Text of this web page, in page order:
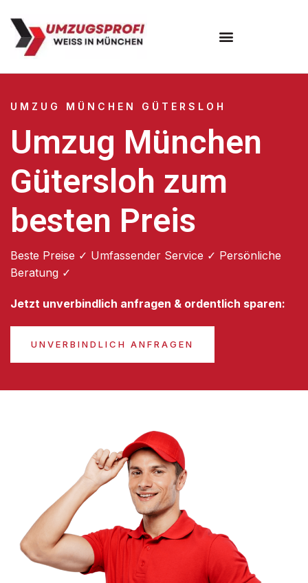
UMZUG MÜNCHEN GÜTERSLOH
Umzug München
Gütersloh zum
besten Preis
Beste Preise ✓ Umfassender Service ✓ Persönliche
Beratung ✓
Jetzt unverbindlich anfragen & ordentlich sparen:
UNVERBINDLICH ANFRAGEN